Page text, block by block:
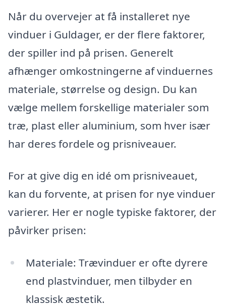
Når du overvejer at få installeret nye
vinduer i Guldager, er der flere faktorer,
der spiller ind på prisen. Generelt
afhænger omkostningerne af vinduernes
materiale, størrelse og design. Du kan
vælge mellem forskellige materialer som
træ, plast eller aluminium, som hver især
har deres fordele og prisniveauer.
For at give dig en idé om prisniveauet,
kan du forvente, at prisen for nye vinduer
varierer. Her er nogle typiske faktorer, der
påvirker prisen:
Materiale: Trævinduer er ofte dyrere
end plastvinduer, men tilbyder en
klassisk æstetik.